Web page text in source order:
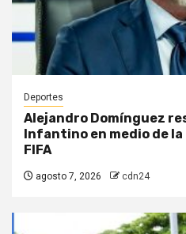
Deportes
Alejandro Domínguez
Infantino en medio de
FIFA
agosto 7, 2026 cdn24